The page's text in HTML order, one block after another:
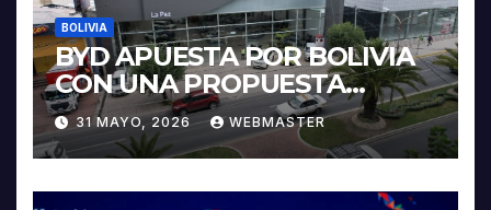
BOLIVIA
BYD APUESTA POR BOLIVIA
CON UNA PROPUESTA
INTEGRAL PARA IMPULSAR
LA ELECTROMOVILIDAD Y LA
INDUSTRIALIZACIÓN DEL
LITIO
31 MAYO, 2026 WEBMASTER